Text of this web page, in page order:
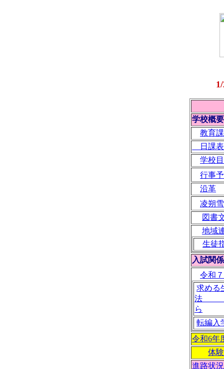
学校概要
教育
日課表
学校
行事
沿革
凌朔
図書
地域
生徒
入試関係
令和
求める
法
ら
転編入
令和6
体
進路状況